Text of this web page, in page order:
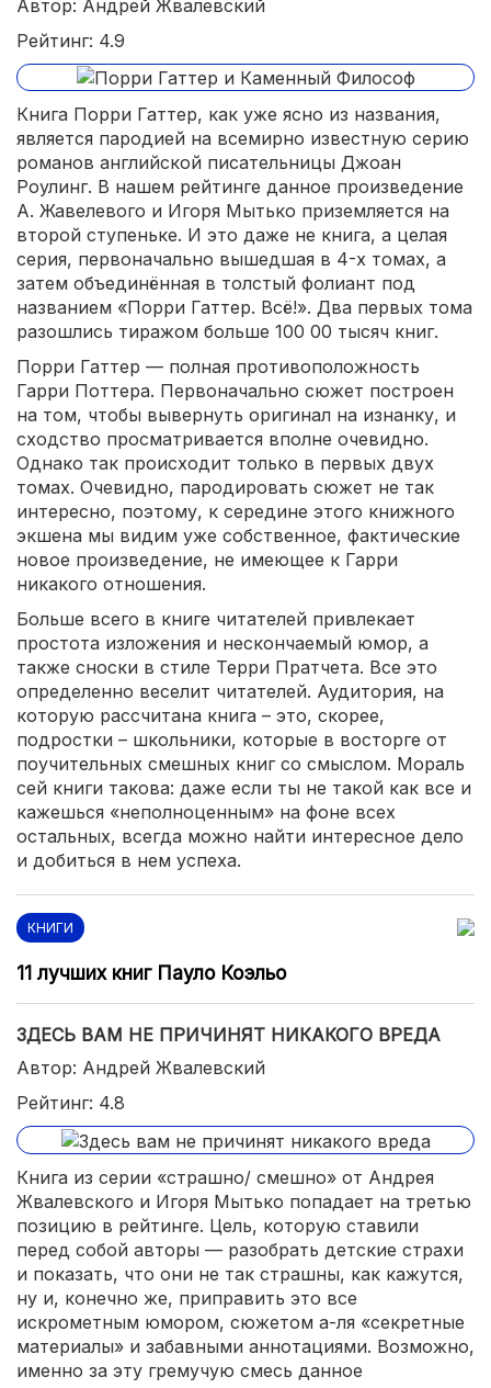
Автор: Андрей Жвалевский
Рейтинг: 4.9
Книга Порри Гаттер, как уже ясно из названия,
является пародией на всемирно известную серию
романов английской писательницы Джоан
Роулинг. В нашем рейтинге данное произведение
А. Жавелевого и Игоря Мытько приземляется на
второй ступеньке. И это даже не книга, а целая
серия, первоначально вышедшая в 4-х томах, а
затем объединённая в толстый фолиант под
названием «Порри Гаттер. Всё!». Два первых тома
разошлись тиражом больше 100 00 тысяч книг.
Порри Гаттер — полная противоположность
Гарри Поттера. Первоначально сюжет построен
на том, чтобы вывернуть оригинал на изнанку, и
сходство просматривается вполне очевидно.
Однако так происходит только в первых двух
томах. Очевидно, пародировать сюжет не так
интересно, поэтому, к середине этого книжного
экшена мы видим уже собственное, фактические
новое произведение, не имеющее к Гарри
никакого отношения.
Больше всего в книге читателей привлекает
простота изложения и нескончаемый юмор, а
также сноски в стиле Терри Пратчета. Все это
определенно веселит читателей. Аудитория, на
которую рассчитана книга – это, скорее,
подростки – школьники, которые в восторге от
поучительных смешных книг со смыслом. Мораль
сей книги такова: даже если ты не такой как все и
кажешься «неполноценным» на фоне всех
остальных, всегда можно найти интересное дело
и добиться в нем успеха.
КНИГИ
11 лучших книг Пауло Коэльо
ЗДЕСЬ ВАМ НЕ ПРИЧИНЯТ НИКАКОГО ВРЕДА
Автор: Андрей Жвалевский
Рейтинг: 4.8
Книга из серии «страшно/ смешно» от Андрея
Жвалевского и Игоря Мытько попадает на третью
позицию в рейтинге. Цель, которую ставили
перед собой авторы — разобрать детские страхи
и показать, что они не так страшны, как кажутся,
ну и, конечно же, приправить это все
искрометным юмором, сюжетом а-ля «секретные
материалы» и забавными аннотациями. Возможно,
именно за эту гремучую смесь данное